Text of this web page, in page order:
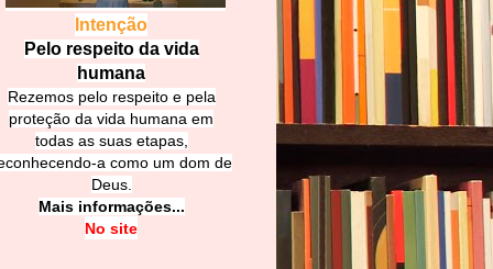
Intenção
Pelo respeito da vida
humana
Rezemos pelo respeito e pela
proteção da vida humana em
todas as suas etapas,
a como um dom de
Deus.
Mais informações...
No site